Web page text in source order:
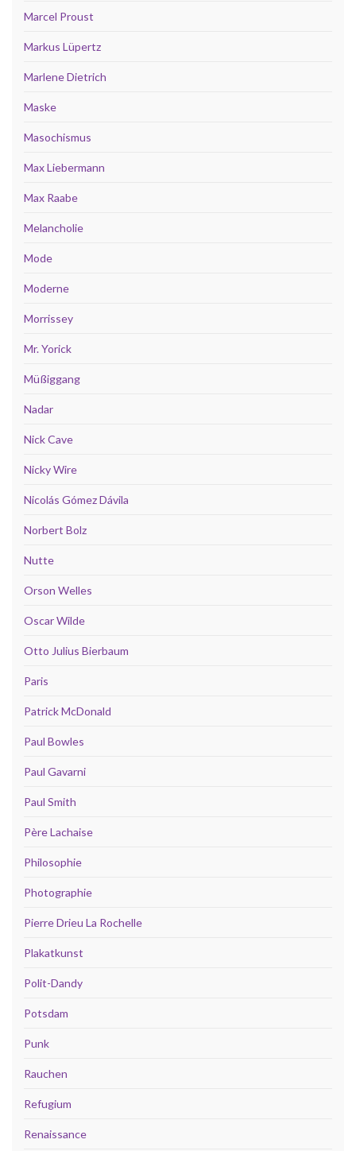
Marcel Proust
Markus Lüpertz
Marlene Dietrich
Maske
Masochismus
Max Liebermann
Max Raabe
Melancholie
Mode
Moderne
Morrissey
Mr. Yorick
Müßiggang
Nadar
Nick Cave
Nicky Wire
Nicolás Gómez Dávila
Norbert Bolz
Nutte
Orson Welles
Oscar Wilde
Otto Julius Bierbaum
Paris
Patrick McDonald
Paul Bowles
Paul Gavarni
Paul Smith
Père Lachaise
Philosophie
Photographie
Pierre Drieu La Rochelle
Plakatkunst
Polit-Dandy
Potsdam
Punk
Rauchen
Refugium
Renaissance